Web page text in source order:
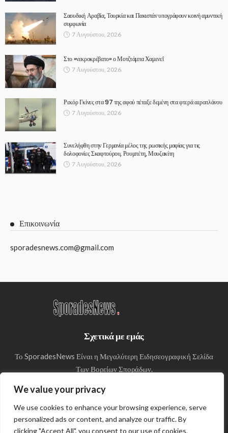
We value your privacy
We use cookies to enhance your browsing experience, serve
personalized ads or content, and analyze our traffic. By
clicking "Accept All", you consent to our use of cookies.
Σαουδική Αραβία, Τουρκία και Πακιστάν υπογράφουν κοινή αμυντική
συμφωνία
7 Αυγούστου, 2026
Στο «νεκροκρέβατο» ο Μοτζτάμπα Χαμενεΐ
7 Αυγούστου, 2026
Ρεκόρ Γκίνες στα 97 της αφού πέταξε δεμένη στα φτερά αεροπλάνου
7 Αυγούστου, 2026
Συνελήφθη στην Γερμανία μέλος της ρωσικής μαφίας για τις
δολοφονίες Σκαφτούρου, Ρουμπέτη, Μουζακίτη
7 Αυγούστου, 2026
Επικοινωνία
sporadesnews.com@gmail.com
Σχετικά με εμάς
Το SporadesNews Είναι η Μεγαλύτερη Ειδησεογραφική Σελίδα
Των Βορείων Σποράδων.